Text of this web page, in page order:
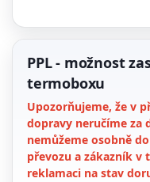
PPL - možnost
termoboxu
Upozorňujeme, že v
dopravy neručíme za
nemůžeme osobně
převozu a zákazník
reklamaci na stav